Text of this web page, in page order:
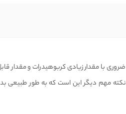
با مقدار زیادی کربوهیدرات و مقدار
مهم دیگر این است که به طور طبیعی